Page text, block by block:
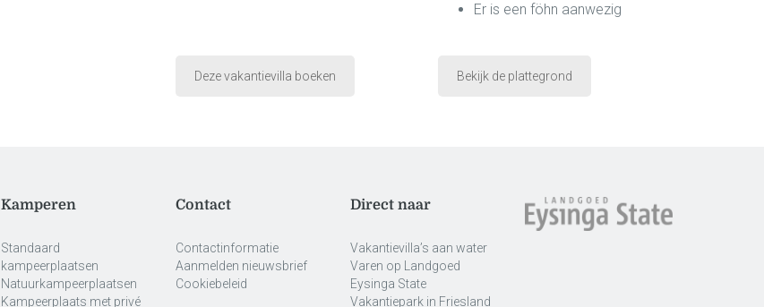
Er is een föhn aanwezig
Deze vakantievilla boeken Bekijk de plattegrond
Kamperen
Standaard
kampeerplaatsen
Natuurkampeerplaatsen
Kampeerplaats met privé
Contact
Contactinformatie
Aanmelden nieuwsbrief
Cookiebeleid
Direct naar
Vakantievilla’s aan water
Varen op Landgoed
Eysinga State
Vakantiepark in Friesland